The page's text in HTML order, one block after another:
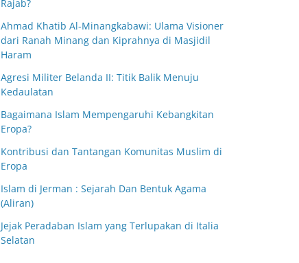
Rajab?
Ahmad Khatib Al-Minangkabawi: Ulama Visioner
dari Ranah Minang dan Kiprahnya di Masjidil
Haram
Agresi Militer Belanda II: Titik Balik Menuju
Kedaulatan
Bagaimana Islam Mempengaruhi Kebangkitan
Eropa?
Kontribusi dan Tantangan Komunitas Muslim di
Eropa
Islam di Jerman : Sejarah Dan Bentuk Agama
(Aliran)
Jejak Peradaban Islam yang Terlupakan di Italia
Selatan